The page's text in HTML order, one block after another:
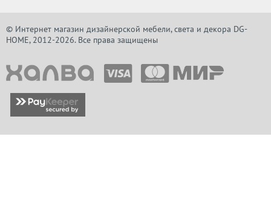
© Интернет магазин дизайнерской мебели, света и декора DG-
HOME, 2012-2026. Все права защищены